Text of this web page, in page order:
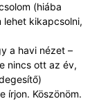
(hiába
kikapcsolni,
a havi nézet –
nincs ott az év,
írjon. Köszönöm.